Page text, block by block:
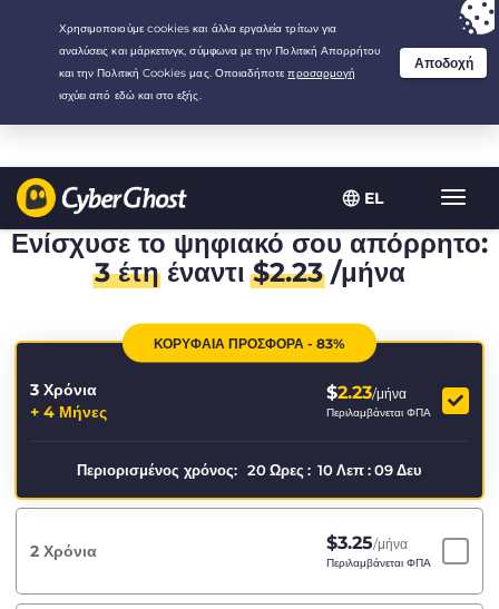
EL
Your choice:The Best Dealfor 3.3333333333333-years at $
/month
Ενίσχυσε το ψηφιακό σου απόρρητο:
3 έτηέναντι$2.23/μήνα
ΚΟΡΥΦΑΙΑ ΠΡΟΣΦΟΡΑ - 83%
3 Χρόνια
+ 4 Μήνες
$2.23/μήνα
Περιλαμβάνεται ΦΠΑ
Περιορισμένος χρόνος: 20Ωρες : 10Λεπ:09Δευ
2 Χρόνια $3.25/μήνα
Περιλαμβάνεται ΦΠΑ